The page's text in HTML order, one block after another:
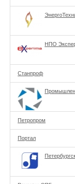
НПО
Станпроф
Петропром
Портал